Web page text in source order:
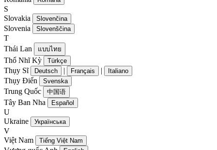
S
Slovakia
Slovenčina
Slovenia Slovenščina
T
Thái Lan
แบบไทย
Thổ Nhĩ Kỳ Türkçe
Thụy Sĩ Deutsch | Français | Italiano
Thụy Điển Svenska
Trung Quốc 中国语
Tây Ban Nha Español
U
Ukraine
Українська
V
Việt Nam
Tiếng Việt Nam